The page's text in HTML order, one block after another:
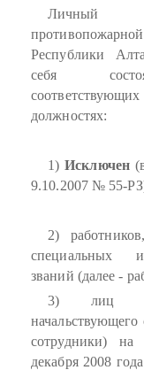
Республики
себя
должностях:
1)Исключен
9.10.2007 № 55-
2)
специальных
званий (далее -
3) лиц
начальствующего
сотрудники)
декабря 2008